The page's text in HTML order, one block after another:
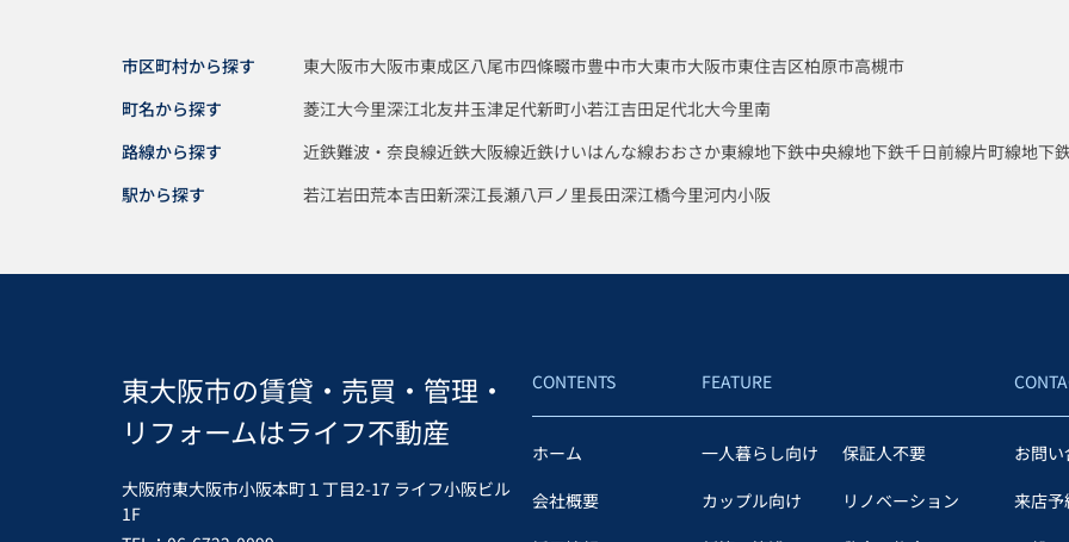
市区町村から探す 東大阪市大阪市東成区八尾市四條畷市豊中市大東市大阪市東住吉区柏原市高槻市
町名から探す
菱江大今里深江北友井玉津足代新町小若江吉田足代北大今里南
路線から探す
近鉄難波・奈良線近鉄大阪線近鉄けいはんな線おおさか東線地下鉄中央線地下鉄千日前線片町線地下
駅から探す
若江岩田荒本吉田新深江長瀬八戸ノ里長田深江橋今里河内小阪
東大阪市の賃貸・売買・管理・
リフォームはライフ不動産
大阪府東大阪市小阪本町１丁目2-17 ライフ小阪ビル
1F
CONTENTS
ホーム
会社概要
FEATURE
一人暮らし向け
保証人不要
カップル向け
リノベーション
お問
来店予